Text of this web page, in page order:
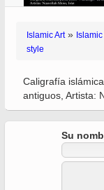
Islamic Art»
style
Caligrafía
antiguos, Artista:
Su